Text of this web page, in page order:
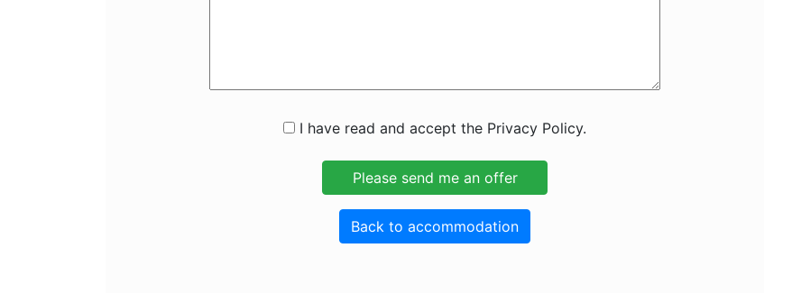
I have read and accept the Privacy Policy.
Back to accommodation